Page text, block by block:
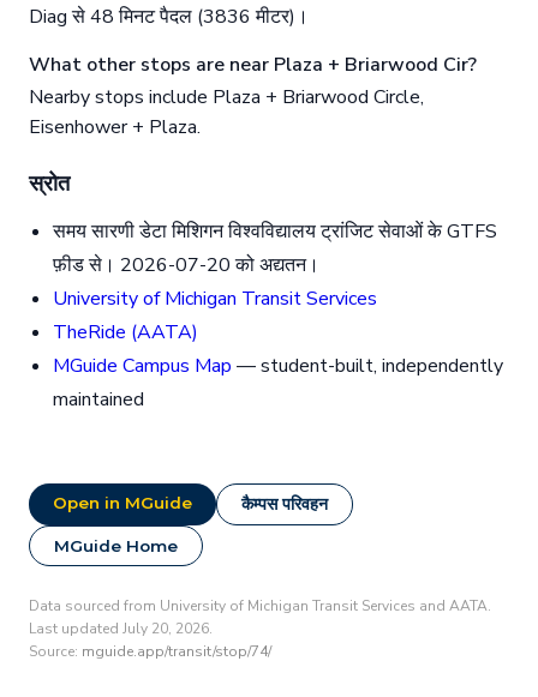
Diag से 48 मिनट पैदल (3836 मीटर)।
What other stops are near Plaza + Briarwood Cir?
Nearby stops include Plaza + Briarwood Circle,
Eisenhower + Plaza.
स्रोत
समय सारणी डेटा मिशिगन विश्वविद्यालय ट्रांजिट सेवाओं के GTFS
फ़ीड से। 2026-07-20 को अद्यतन।
University of Michigan Transit Services
TheRide (AATA)
MGuide Campus Map — student-built, independently
maintained
Open in MGuide कैम्पस परिवहन
MGuide Home
Data sourced from University of Michigan Transit Services and AATA.
Last updated July 20, 2026.
Source: mguide.app/transit/stop/74/